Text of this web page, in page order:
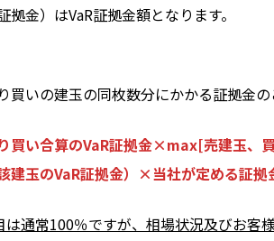
金）はVaR証拠金額となります。
買いの建玉の同枚数分にかかる証拠金
買い合算のVaR証拠金×max[売建玉、
証拠金）×当社が定める証拠
は通常100％ですが、相場状況及びお客